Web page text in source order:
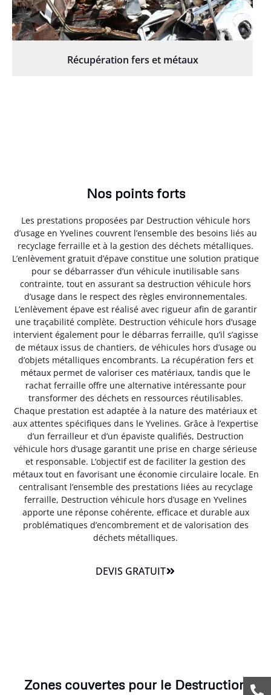
Récupération fers et métaux
Nos points forts
Les prestations proposées par Destruction véhicule hors
d’usage en Yvelines couvrent l’ensemble des besoins liés au
recyclage ferraille et à la gestion des déchets métalliques.
L’enlèvement gratuit d’épave constitue une solution pratique
pour se débarrasser d’un véhicule inutilisable sans
contrainte, tout en assurant sa destruction véhicule hors
d’usage dans le respect des règles environnementales.
L’enlèvement épave est réalisé avec rigueur afin de garantir
une traçabilité complète. Destruction véhicule hors d’usage
intervient également pour le débarras ferraille, qu’il s’agisse
de métaux issus de chantiers, de véhicules hors d’usage ou
d’objets métalliques encombrants. La récupération fers et
métaux permet de valoriser ces matériaux, tandis que le
rachat ferraille offre une alternative intéressante pour
transformer des déchets en ressources réutilisables.
Chaque prestation est adaptée à la nature des matériaux et
aux attentes spécifiques dans le Yvelines. Grâce à l’expertise
d’un ferrailleur et d’un épaviste qualifiés, Destruction
véhicule hors d’usage garantit une prise en charge sérieuse
et responsable. L’objectif est de faciliter la gestion des
métaux tout en favorisant une économie circulaire locale. En
centralisant l’ensemble des prestations liées au recyclage
ferraille, Destruction véhicule hors d’usage en Yvelines
apporte une réponse cohérente, efficace et durable aux
problématiques d’encombrement et de valorisation des
déchets métalliques.
DEVIS GRATUIT
Zones couvertes pour le Destruction